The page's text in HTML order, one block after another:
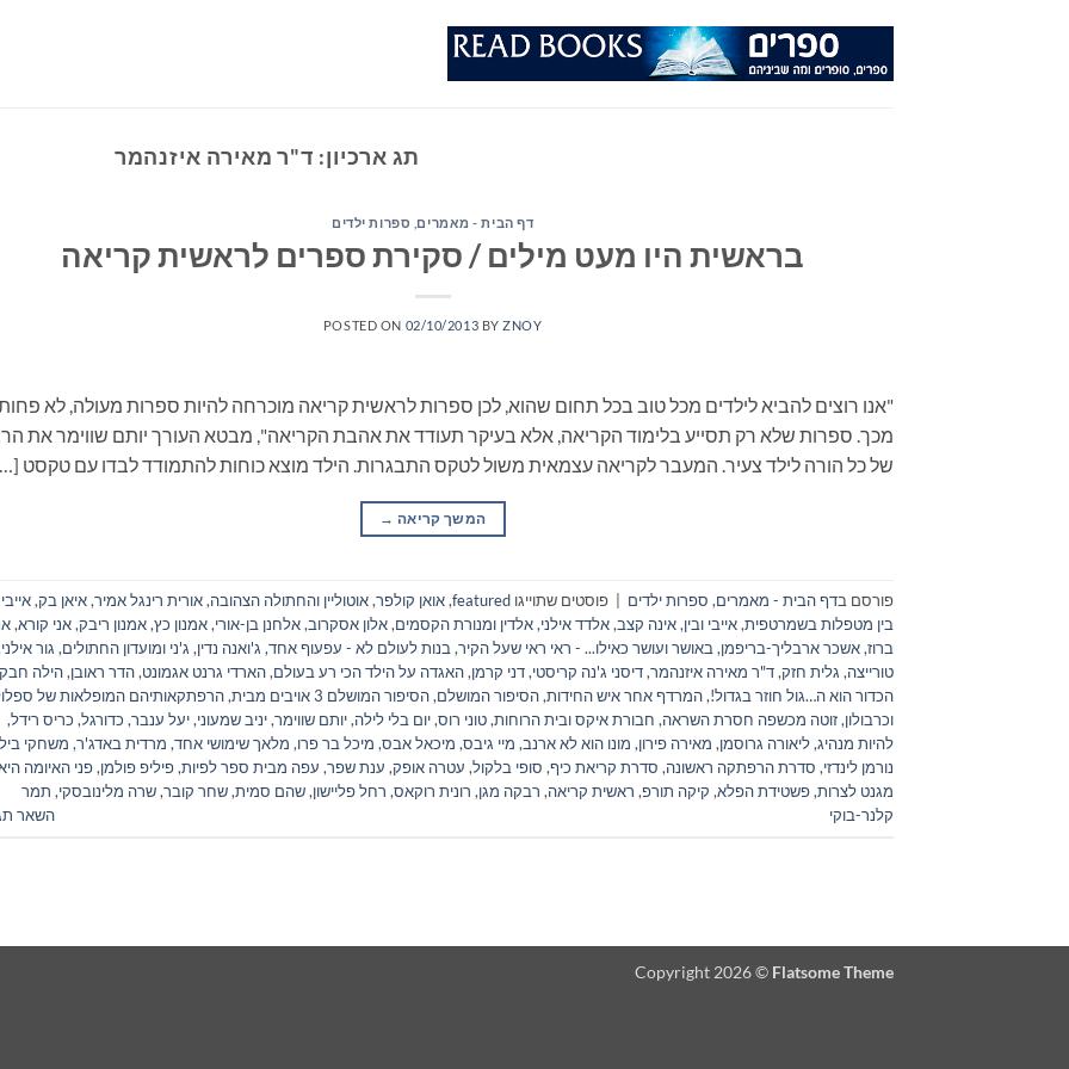
תג ארכיון: ד"ר מאירה איזנהמר
דף הבית - מאמרים ספרות ילדים
בראשית היו מעט מילים / סקירת ספרים לראשית קריאה
POSTED ON 02/10/2013 BYZNOY
"אנו רוצים להביא לילדים מכל טוב בכל תחום שהוא, לכן ספרות לראשית קריאה מוכרחה להיות ספרות מעולה, לא
מכך. ספרות שלא רק תסייע בלימוד הקריאה, אלא בעיקר תעודד את אהבת הקריאה", מבטא העורך יותם שווימר את
של כל הורה לילד צעיר. המעבר לקריאה עצמאית משול לטקס התבגרות. הילד מוצא כוחות להתמודד לבדו עם טקסט
המשך קריאה →
פורסם בדף הבית - מאמרים, ספרות ילדים פוסטים שתוייגו featured
,אואן קולפר,אוטוליין והחתולה הצהובה,אורית רינגל אמיר,איאן בק,
בין מטפלות בשמרטפית,אייבי ובין,אינה קצב,אלדד אילני,אלדין ומנורת הקסמים,אלון אסקרוב,אלחנן בן-אורי,אמנון כץ,אמנון ריבק,אני קורא,
ברוז,אשכר ארבליך-בריפמן, באושר ועושר כאילו... - ראי ראי שעל הקיר, בנות לעולם לא - עפעוף אחד, ג'ואנה נדין, ג'ני ומועדון החתולים, גור אילני
טורייצה, גלית חזק,ד"ר מאירה איזנהמר,דיסני ג'נה קריסטי,דני קרמן,האגדה על הילד הכי רע בעולם,הארדי גרנט אגמונט,הדר ראובן,הילה
הכדור הוא ה…גול חוזר בגדול!,המרדף אחר איש החידות,הסיפור המושלם,הסיפור המושלם 3 אויבים מבית ,הרפתקאותיהם המופלאות של
וכרבולון,זוטה מכשפה חסרת השראה, חבורת איקס ובית הרוחות,טוני רוס,יום בלי לילה,יותם שווימר,יניב שמעוני,יעל ענבר, כדורגל, כריס רידל,
להיות מנהיג,ליאורה גרוסמן, מאירה פירון, מונו הוא לא ארנב, מיי גיבס, מיכאל אבס, מיכל בר פרו, מלאך שימושי אחד, מרדית באדג'ר, משחקי
נורמן לינדזי, סדרת הרפתקה ראשונה, סדרת קריאת כיף, סופי בלקול, עטרה אופק, ענת שפר, עפה מבית ספר לפיות,פיליפ פולמן,פני האיומה
מגנט לצרות,פשטידת הפלא, קיקה תורפ, ראשית קריאה, רבקה מגן, רונית רוקאס, רחל פליישון,שהם סמית,שחר קובר,שרה מלינובסקי, תמר
קלנר-בוקי
השאר
Copyright 2026 © Flatsome Theme